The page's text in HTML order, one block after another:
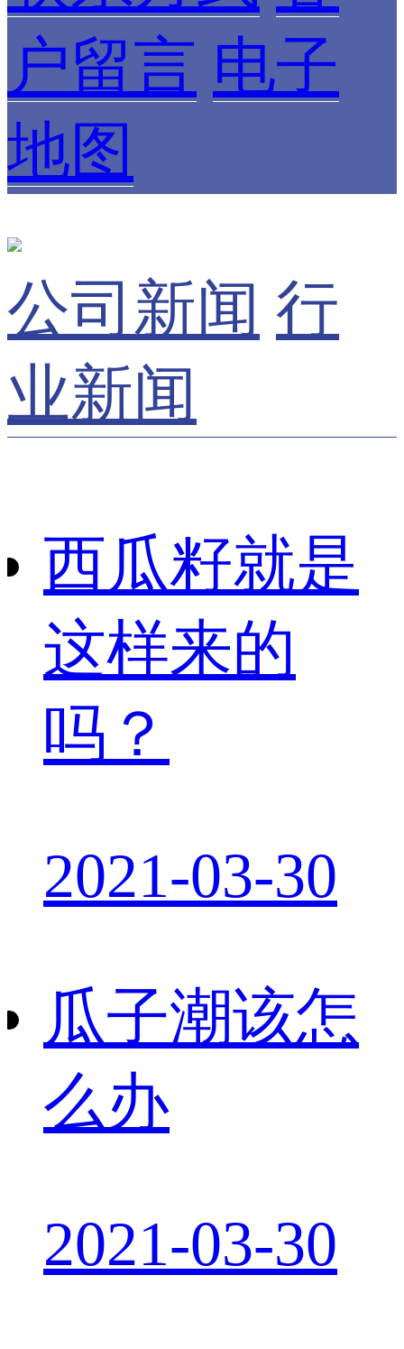
户留言 电子
地图
公司新闻 行
业新闻
西瓜籽就是
这样来的
吗？
2021-03-30
瓜子潮该怎
么办
2021-03-30